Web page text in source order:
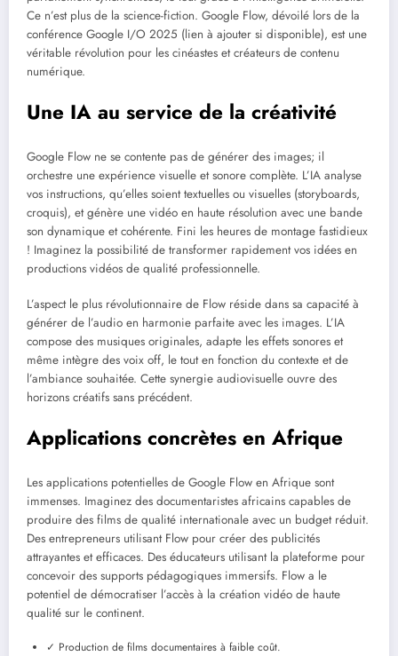
Ce n’est plus de la science-fiction. Google Flow, dévoilé lors de la
conférence Google I/O 2025 (lien à ajouter si disponible), est une
véritable révolution pour les cinéastes et créateurs de contenu
numérique.
Une IA au service de la créativité
Google Flow ne se contente pas de générer des images; il
orchestre une expérience visuelle et sonore complète. L’IA analyse
vos instructions, qu’elles soient textuelles ou visuelles (storyboards,
croquis), et génère une vidéo en haute résolution avec une bande
son dynamique et cohérente. Fini les heures de montage fastidieux
! Imaginez la possibilité de transformer rapidement vos idées en
productions vidéos de qualité professionnelle.
L’aspect le plus révolutionnaire de Flow réside dans sa capacité à
générer de l’audio en harmonie parfaite avec les images. L’IA
compose des musiques originales, adapte les effets sonores et
même intègre des voix off, le tout en fonction du contexte et de
l’ambiance souhaitée. Cette synergie audiovisuelle ouvre des
horizons créatifs sans précédent.
Applications concrètes en Afrique
Les applications potentielles de Google Flow en Afrique sont
immenses. Imaginez des documentaristes africains capables de
produire des films de qualité internationale avec un budget réduit.
Des entrepreneurs utilisant Flow pour créer des publicités
attrayantes et efficaces. Des éducateurs utilisant la plateforme pour
concevoir des supports pédagogiques immersifs. Flow a le
potentiel de démocratiser l’accès à la création vidéo de haute
qualité sur le continent.
✓ Production de films documentaires à faible coût.